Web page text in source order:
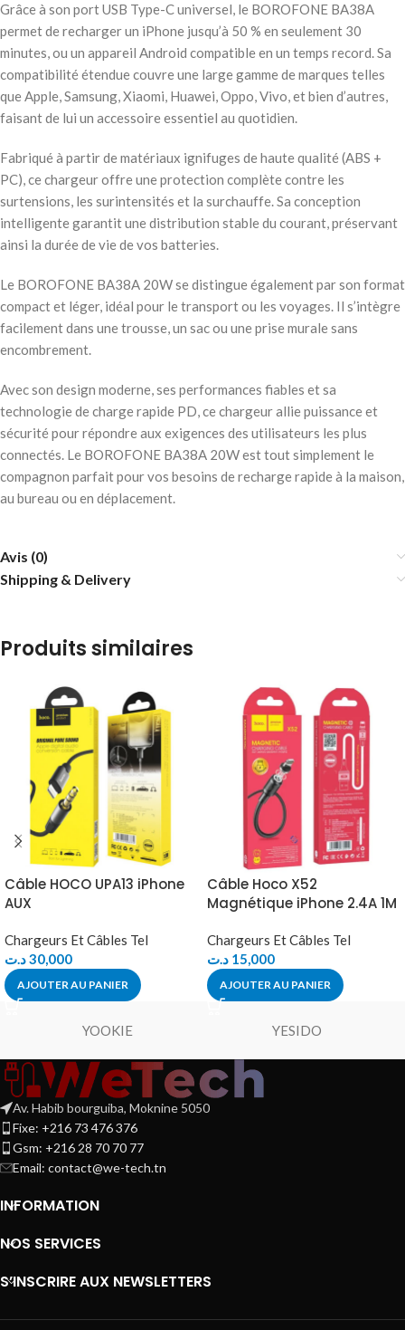
Grâce à son port USB Type-C universel, le BOROFONE BA38A
permet de recharger un iPhone jusqu’à 50 % en seulement 30
minutes, ou un appareil Android compatible en un temps record. Sa
compatibilité étendue couvre une large gamme de marques telles
que Apple, Samsung, Xiaomi, Huawei, Oppo, Vivo, et bien d’autres,
faisant de lui un accessoire essentiel au quotidien.
Fabriqué à partir de matériaux ignifuges de haute qualité (ABS +
PC), ce chargeur offre une protection complète contre les
surtensions, les surintensités et la surchauffe. Sa conception
intelligente garantit une distribution stable du courant, préservant
ainsi la durée de vie de vos batteries.
Le BOROFONE BA38A 20W se distingue également par son format
compact et léger, idéal pour le transport ou les voyages. Il s’intègre
facilement dans une trousse, un sac ou une prise murale sans
encombrement.
Avec son design moderne, ses performances fiables et sa
technologie de charge rapide PD, ce chargeur allie puissance et
sécurité pour répondre aux exigences des utilisateurs les plus
connectés. Le BOROFONE BA38A 20W est tout simplement le
compagnon parfait pour vos besoins de recharge rapide à la maison,
au bureau ou en déplacement.
Avis (0)
Shipping & Delivery
Produits similaires
Câble HOCO UPA13 iPhone
AUX
Chargeurs Et Câbles Tel
30,000د.ت
AJOUTER AU PANIER
Câble Hoco X52
Magnétique iPhone 2.4A 1M
Chargeurs Et Câbles Tel
15,000 د.ت
AJOUTER AU PANIER
YOOKIE YESIDO
Av. Habib bourguiba, Moknine 5050
Fixe: +216 73 476 376
Gsm: +216 28 70 70 77
Email: contact@we-tech.tn
INFORMATION
NOS SERVICES
S’INSCRIRE AUX NEWSLETTERS